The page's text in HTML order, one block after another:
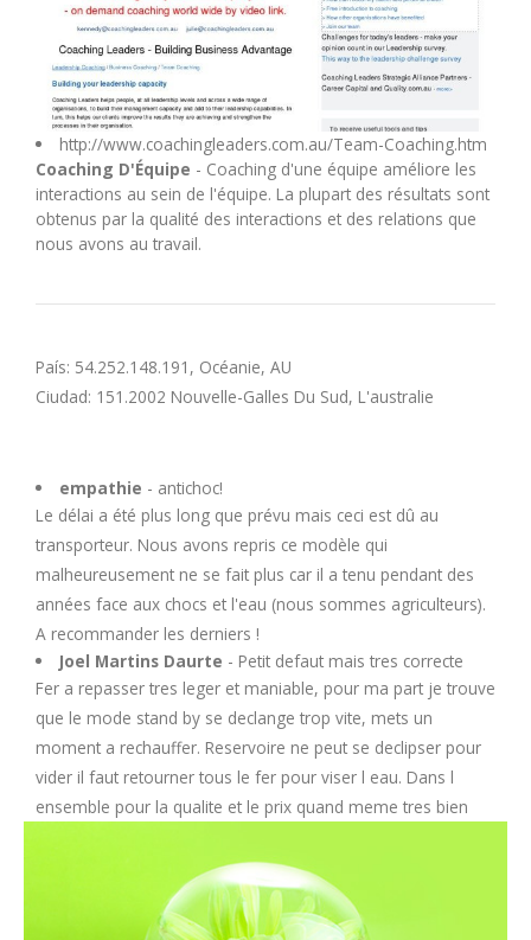
P
Q
R
T
U
X
Y
Z
http://www.coachingleaders.com.au/Team-Coaching.htm
Coaching D'Équipe - Coaching d'une équipe améliore les
interactions au sein de l'équipe. La plupart des résultats sont
obtenus par la qualité des interactions et des relations que
nous avons au travail.
País: 54.252.148.191, Océanie, AU
Ciudad: 151.2002 Nouvelle-Galles Du Sud, L'australie
empathie - antichoc!
Le délai a été plus long que prévu mais ceci est dû au
transporteur. Nous avons repris ce modèle qui
malheureusement ne se fait plus car il a tenu pendant des
années face aux chocs et l'eau (nous sommes agriculteurs).
A recommander les derniers !
Joel Martins Daurte - Petit defaut mais tres correcte
Fer a repasser tres leger et maniable, pour ma part je trouve
que le mode stand by se declange trop vite, mets un
moment a rechauffer. Reservoire ne peut se declipser pour
vider il faut retourner tous le fer pour viser l eau. Dans l
ensemble pour la qualite et le prix quand meme tres bien